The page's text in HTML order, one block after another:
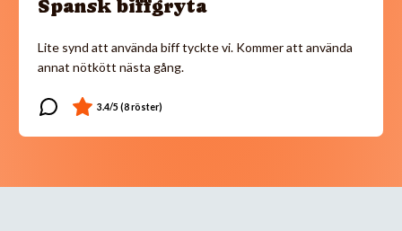
Spansk biffgryta
Lite synd att använda biff tyckte vi. Kommer att använda
annat nötkött nästa gång.